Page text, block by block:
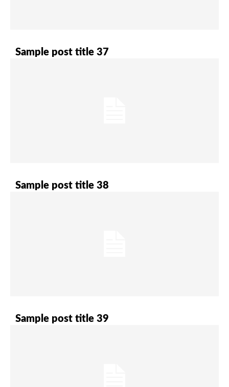
Sample post title 37
Sample post title 38
Sample post title 39